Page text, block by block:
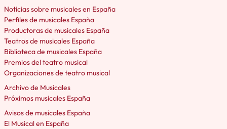
Noticias sobre musicales en España
Perfiles de musicales España
Productoras de musicales España
Teatros de musicales España
Biblioteca de musicales España
Premios del teatro musical
Organizaciones de teatro musical
Archivo de Musicales
Próximos musicales España
Avisos de musicales España
El Musical en España